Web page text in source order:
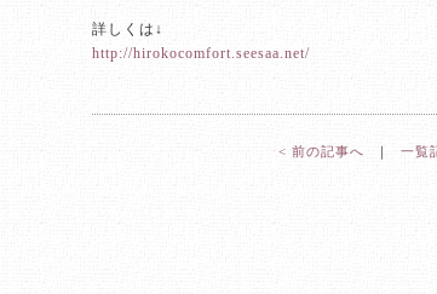
詳しくは↓
http://hirokocomfort.seesaa.net/
< 前の記事へ ｜ 一覧